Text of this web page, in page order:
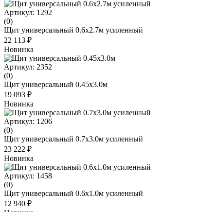
Артикул: 1292
(0)
Щит универсальный 0.6х2.7м усиленный
22 113 ₽
Новинка
Артикул: 2352
(0)
Щит универсальный 0.45x3.0м
19 093 ₽
Новинка
Артикул: 1206
(0)
Щит универсальный 0.7х3.0м усиленный
23 222 ₽
Новинка
Артикул: 1458
(0)
Щит универсальный 0.6х1.0м усиленный
12 940 ₽